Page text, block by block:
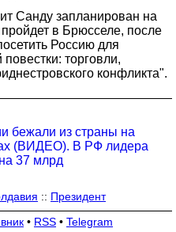
Санду запланирован на
в Брюсселе, после
Россию для
торговли,
конфликта".
бежали из страны на
(ВИДЕО). В РФ лидера
37 млрд
:: Президент
• RSS • Telegram